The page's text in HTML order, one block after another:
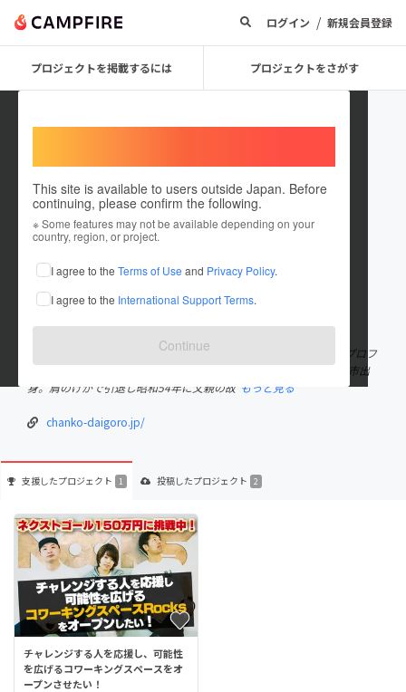
ログイン / 新規会員登録
プロジェクトを掲載するには プロジェクトをさがす
This site is available to users outside Japan. Before
continuing, please confirm the following.
※ Some features may not be available depending on your
country, region, or project.
I agree to the Terms of Use and Privacy Policy.
I agree to the International Support Terms.
Continue
Chanko_Daigoro
これまでに1回支援して2件のプロジェクトを投稿しています
在住国：日本 現在地：岩手県
出身国：日本 出身地：神奈川県
岩手県盛岡市の「ちゃんこ太五郎」の菅原晴広です。 ＜菅原晴広プロフ
ィール＞ 元三段目・鷲登（わしのぼり／大山部屋） 神奈川県平塚市出
身。肩のけがで引退し昭和54年に父親の故 もっと見る
chanko-daigoro.jp/
支援したプロジェクト 1 投稿したプロジェクト 2
チャレンジする人を応援し、可能性
を広げるコワーキングスペースをオ
ープンさせたい！